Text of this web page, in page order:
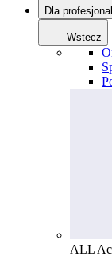
Dla
Wstecz
ALL